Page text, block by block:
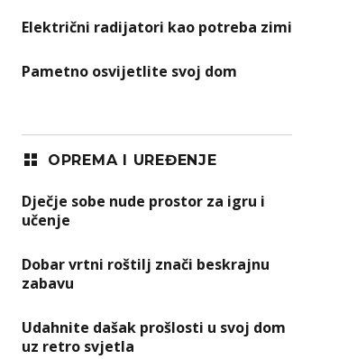
Električni radijatori kao potreba zimi
Pametno osvijetlite svoj dom
OPREMA I UREĐENJE
Dječje sobe nude prostor za igru i
učenje
Dobar vrtni roštilj znači beskrajnu
zabavu
Udahnite dašak prošlosti u svoj dom
uz retro svjetla